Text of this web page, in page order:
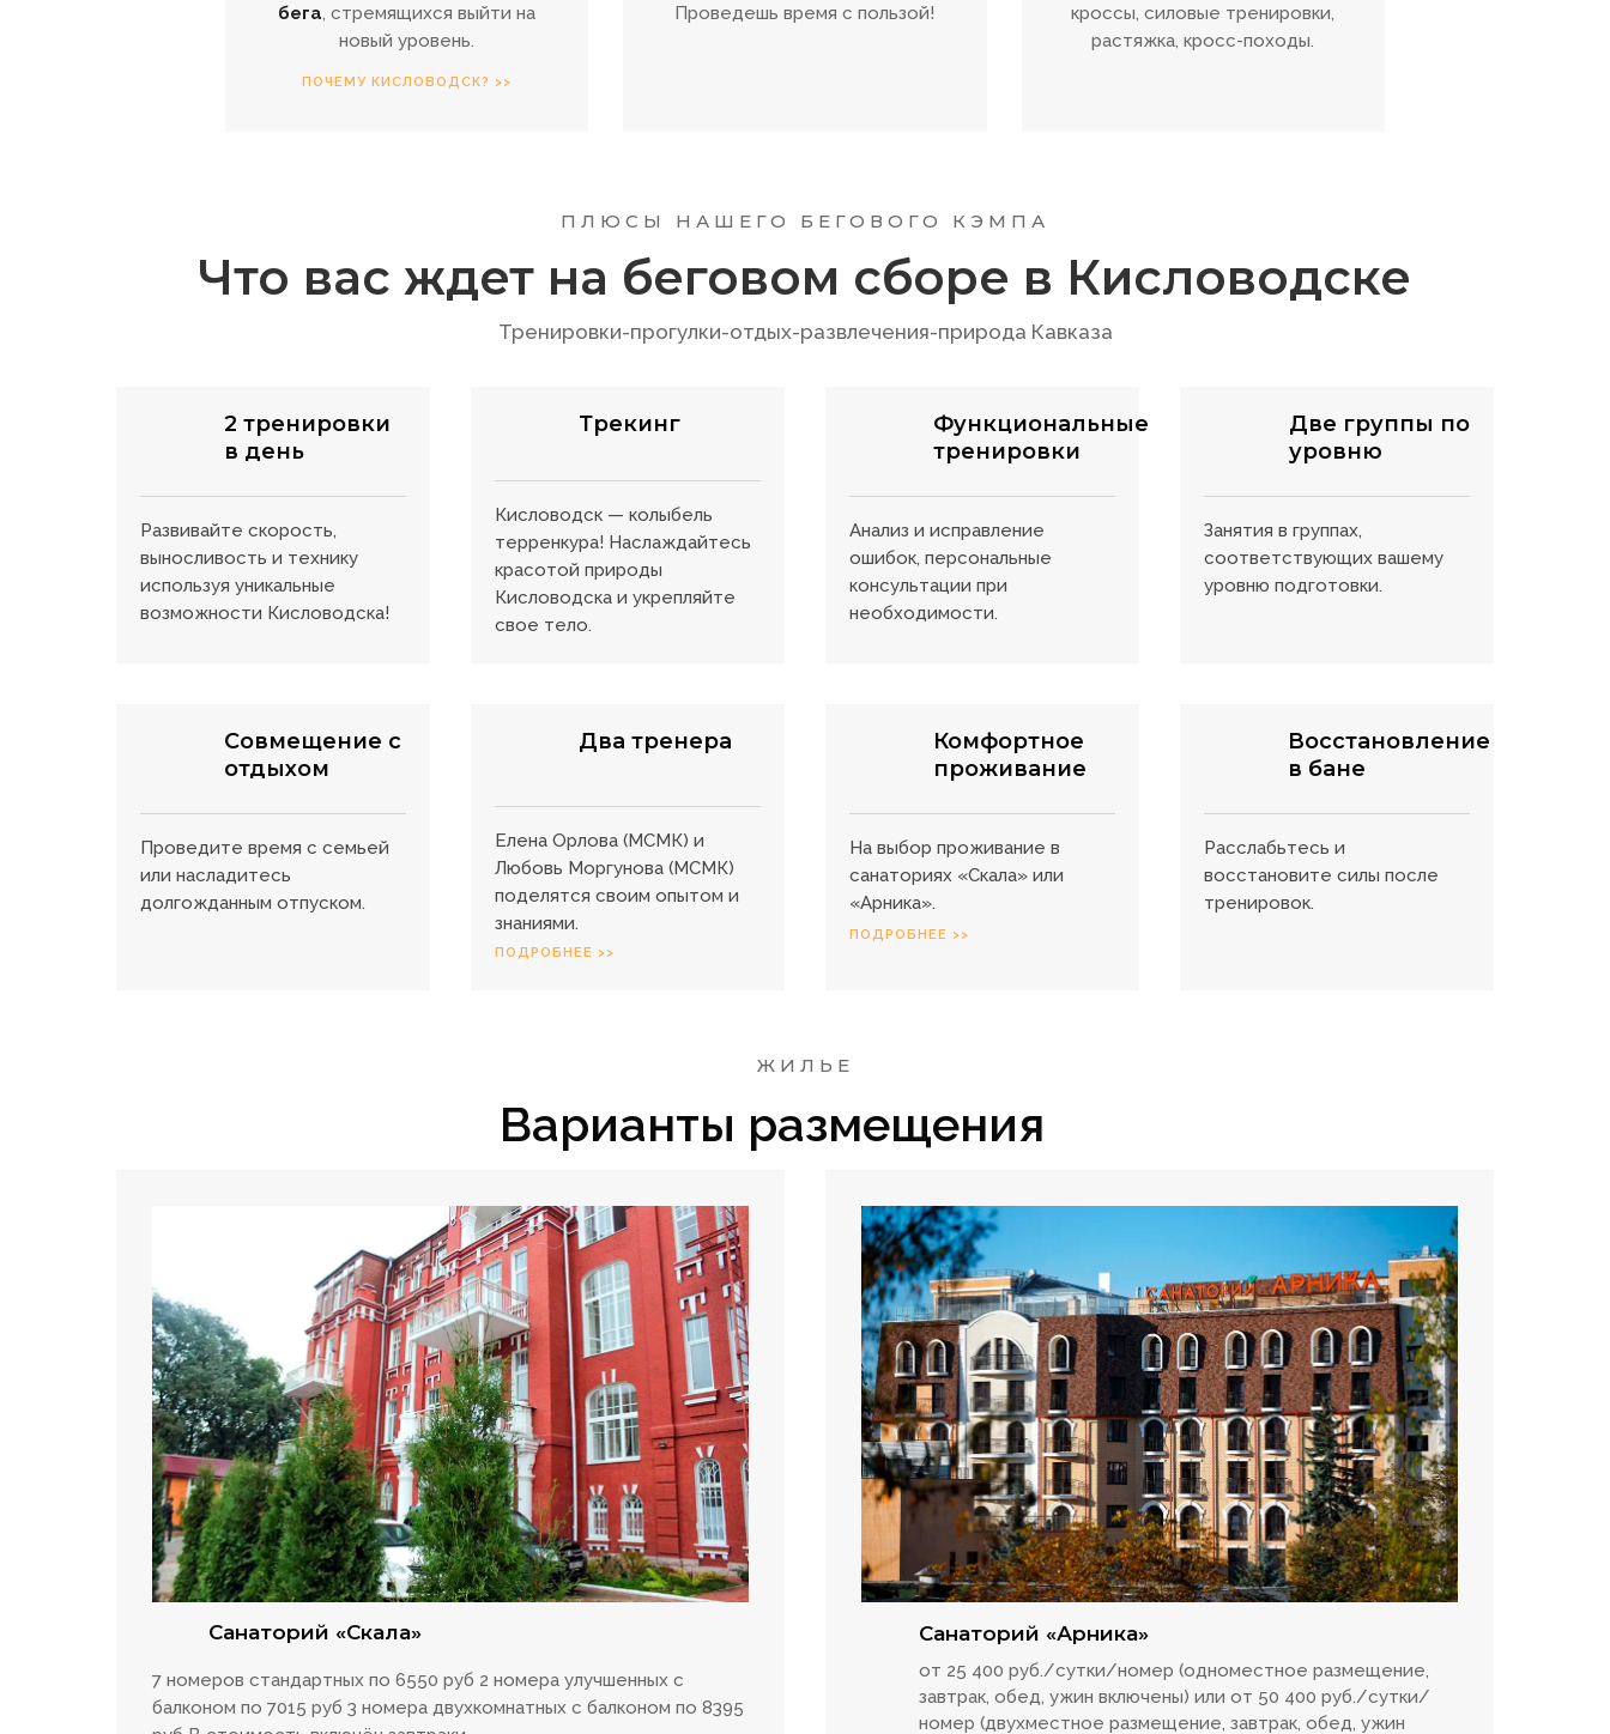
бега, стремящихся выйти на
новый уровень.
ПОЧЕМУ КИСЛОВОДСК? >>
Проведешь время с пользой!
кроссы, силовые тренировки,
растяжка, кросс-походы.
ПЛЮСЫ НАШЕГО БЕГОВОГО КЭМПА
Что вас ждет на беговом сборе в Кисловодске
Тренировки-прогулки-отдых-развлечения-природа Кавказа
2 тренировки
в день
Развивайте скорость,
выносливость и технику
используя уникальные
возможности Кисловодска!
Трекинг
Кисловодск — колыбель
терренкура! Наслаждайтесь
красотой природы
Кисловодска и укрепляйте
свое тело.
Функциональные
тренировки
Анализ и исправление
ошибок, персональные
консультации при
необходимости.
Две группы по
уровню
Занятия в группах,
соответствующих вашему
уровню подготовки.
Совмещение с
отдыхом
Проведите время с семьей
или насладитесь
долгожданным отпуском.
Два тренера
Елена Орлова (МСМК) и
Любовь Моргунова (МСМК)
поделятся своим опытом и
знаниями.
ПОДРОБНЕЕ >>
Комфортное
проживание
На выбор проживание в
санаториях «Скала» или
«Арника».
ПОДРОБНЕЕ >>
Восстановление
в бане
Расслабьтесь и
восстановите силы после
тренировок.
ЖИЛЬЕ
Варианты размещения
Санаторий «Скала»
7 номеров стандартных по 6550 руб 2 номера улучшенных с
балконом по 7015 руб 3 номера двухкомнатных с балконом по 8395
Санаторий «Арника»
от 25 400 руб./сутки/номер (одноместное размещение,
завтрак, обед, ужин включены) или от 50 400 руб./сутки/
номер (двухместное размещение, завтрак, обед, ужин